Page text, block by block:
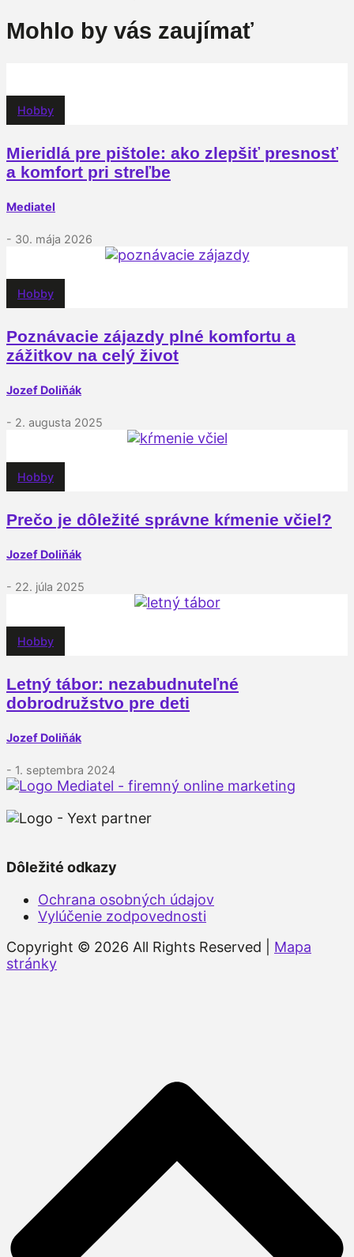
Mohlo by vás zaujímať
Hobby
Mieridlá pre pištole: ako zlepšiť presnosť
a komfort pri streľbe
Mediatel
- 30. mája 2026
Hobby
Poznávacie zájazdy plné komfortu a
zážitkov na celý život
Jozef Doliňák
- 2. augusta 2025
Hobby
Prečo je dôležité správne kŕmenie včiel?
Jozef Doliňák
- 22. júla 2025
Hobby
Letný tábor: nezabudnuteľné
dobrodružstvo pre deti
Jozef Doliňák
- 1. septembra 2024
Dôležité odkazy
Ochrana osobných údajov
Vylúčenie zodpovednosti
Copyright © 2026 All Rights Reserved | Mapa
stránky